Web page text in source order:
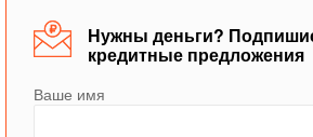
Нужны деньги?
кредитные предложения
Ваше имя